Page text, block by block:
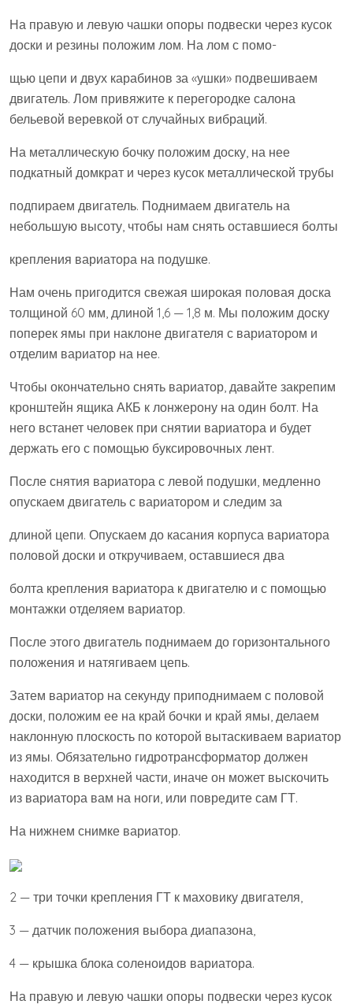
На правую и левую чашки опоры подвески через кусок
доски и резины положим лом. На лом с помо-
щью цепи и двух карабинов за «ушки» подвешиваем
двигатель. Лом привяжите к перегородке салона
бельевой веревкой от случайных вибраций.
На металлическую бочку положим доску, на нее
подкатный домкрат и через кусок металлической трубы
подпираем двигатель. Поднимаем двигатель на
небольшую высоту, чтобы нам снять оставшиеся болты
крепления вариатора на подушке.
Нам очень пригодится свежая широкая половая доска
толщиной 60 мм, длиной 1,6 — 1,8 м. Мы положим доску
поперек ямы при наклоне двигателя с вариатором и
отделим вариатор на нее.
Чтобы окончательно снять вариатор, давайте закрепим
кронштейн ящика АКБ к лонжерону на один болт. На
него встанет человек при снятии вариатора и будет
держать его с помощью буксировочных лент.
После снятия вариатора с левой подушки, медленно
опускаем двигатель с вариатором и следим за
длиной цепи. Опускаем до касания корпуса вариатора
половой доски и откручиваем, оставшиеся два
болта крепления вариатора к двигателю и с помощью
монтажки отделяем вариатор.
После этого двигатель поднимаем до горизонтального
положения и натягиваем цепь.
Затем вариатор на секунду приподнимаем с половой
доски, положим ее на край бочки и край ямы, делаем
наклонную плоскость по которой вытаскиваем вариатор
из ямы. Обязательно гидротрансформатор должен
находится в верхней части, иначе он может выскочить
из вариатора вам на ноги, или повредите сам ГТ.
На нижнем снимке вариатор.
2 — три точки крепления ГТ к маховику двигателя,
3 — датчик положения выбора диапазона,
4 — крышка блока соленоидов вариатора.
На правую и левую чашки опоры подвески через кусок